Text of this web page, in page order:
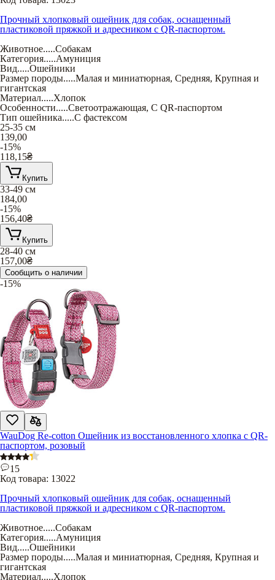
Прочный хлопковый ошейник для собак, оснащенный
пластиковой пряжкой и адресником с QR-паспортом.
Животное.....Собакам
Категория.....Амуниция
Вид.....Ошейники
Размер породы.....Малая и миниатюрная, Средняя, Крупная и
гигантская
Материал.....Хлопок
Особенности.....Светоотражающая, С QR-паспортом
Тип ошейника.....С фастексом
25-35 см
139,00
-15%
118,15₴
Купить
33-49 см
184,00
-15%
156,40₴
Купить
28-40 см
157,00₴
Сообщить о наличии
-15%
WauDog Re-cotton Ошейник из восстановленного хлопка с QR-
паспортом, розовый
15
Код товара: 13022
Прочный хлопковый ошейник для собак, оснащенный
пластиковой пряжкой и адресником с QR-паспортом.
Животное.....Собакам
Категория.....Амуниция
Вид.....Ошейники
Размер породы.....Малая и миниатюрная, Средняя, Крупная и
гигантская
Материал.....Хлопок